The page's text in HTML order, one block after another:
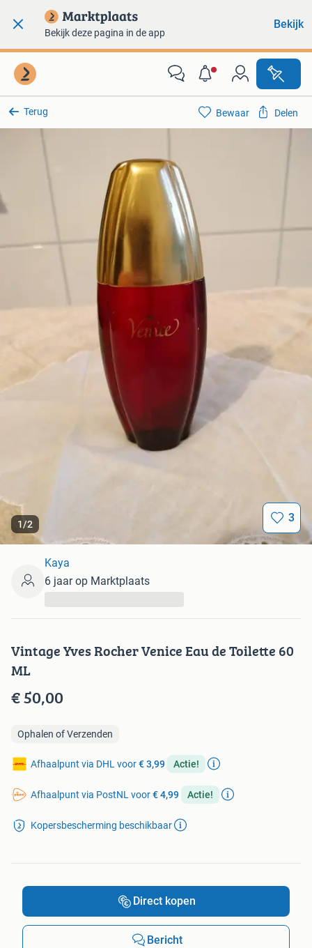
Bekijk deze pagina in de app
Bekijk
Terug
1/2 3
Bewaar Delen
Vintage Yves Rocher Venice Eau de Toilette 60
ML
€ 50,00
Ophalen of Verzenden
Afhaalpunt via DHL voor€ 3,99 Actie!
Afhaalpunt via PostNL voor€ 4,99 Actie!
Kopersbescherming beschikbaar
Kaya
6 jaar op Marktplaats
Direct kopen
Bericht